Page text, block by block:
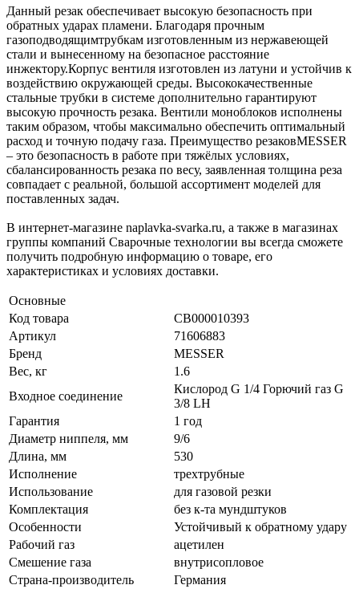
Данный резак обеспечивает высокую безопасность при
обратных ударах пламени. Благодаря прочным
газоподводящимтрубкам изготовленным из нержавеющей
стали и вынесенному на безопасное расстояние
инжектору.Корпус вентиля изготовлен из латуни и устойчив к
воздействию окружающей среды. Высококачественные
стальные трубки в системе дополнительно гарантируют
высокую прочность резака. Вентили моноблоков исполнены
таким образом, чтобы максимально обеспечить оптимальный
расход и точную подачу газа. Преимущество резаковMESSER
– это безопасность в работе при тяжёлых условиях,
сбалансированность резака по весу, заявленная толщина реза
совпадает с реальной, большой ассортимент моделей для
поставленных задач.
В интернет-магазине naplavka-svarka.ru, а также в магазинах
группы компаний Сварочные технологии вы всегда сможете
получить подробную информацию о товаре, его
характеристиках и условиях доставки.
Основные
Код товара
СВ000010393
Артикул
71606883
Бренд
MESSER
Вес, кг
1.6
Входное соединение
Кислород G 1/4 Горючий газ G
3/8 LH
Гарантия
1 год
Диаметр ниппеля, мм
9/6
Длина, мм
530
Исполнение
трехтрубные
Использование
для газовой резки
Комплектация
без к-та мундштуков
Особенности
Устойчивый к обратному удару
Рабочий газ
ацетилен
Смешение газа
внутрисопловое
Страна-производитель
Германия